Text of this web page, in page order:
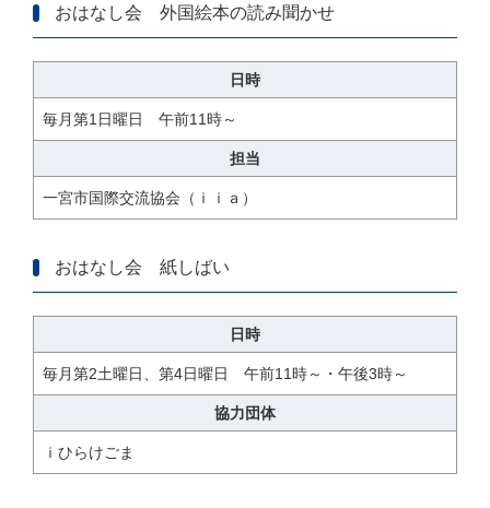
おはなし会 外国絵本の読み聞かせ
日時
毎月第1日曜日 午前11時～
担当
一宮市国際交流協会（ｉｉａ）
おはなし会 紙しばい
日時
毎月第2土曜日、第4日曜日 午前11時～・午後3時～
協力団体
ｉひらけごま